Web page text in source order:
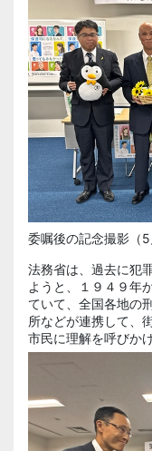
委嘱後の記念撮影（5
法務省は、過去に犯
ようと、１９４９年
ていて、全国各地の
所などが連携して、
市民に理解を呼びか